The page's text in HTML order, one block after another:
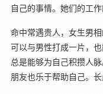
自己的事情。她们的工
命中常遇贵人，女生男
可以与男性打成一片，
总是能够为自己积攒人
朋友也乐于帮助自己。